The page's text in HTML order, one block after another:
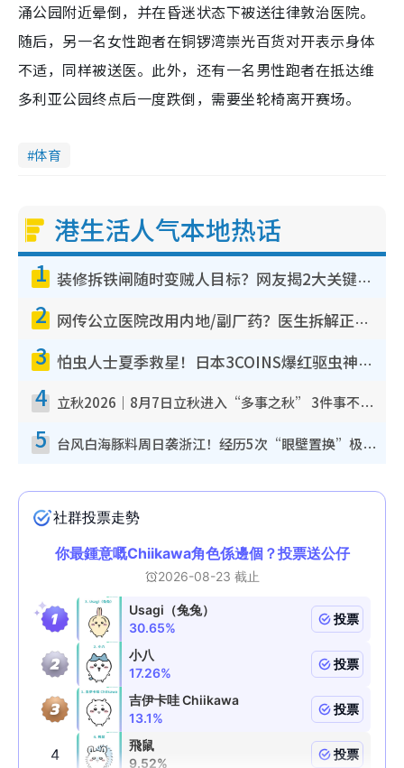
涌公园附近晕倒，并在昏迷状态下被送往律敦治医院。
随后，另一名女性跑者在铜锣湾崇光百货对开表示身体
不适，同样被送医。此外，还有一名男性跑者在抵达维
多利亚公园终点后一度跌倒，需要坐轮椅离开赛场。
体育
港生活人气本地热话
1 装修拆铁闸随时变贼人目标？网友揭2大关键用途：装新款等于白装？附新旧铁闸分别
2 网传公立医院改用内地/副厂药？医生拆解正副厂分别，揭4类人换药随时出事
3 怕虫人士夏季救星！日本3COINS爆红驱虫神器$45起 1招“全程免触碰”轻松搞定小强
4 立秋2026｜8月7日立秋进入“多事之秋” 3件事不可做！专家教6招开运 清杂物／钱包纳气接好运
5 台风白海豚料周日袭浙江！经历5次“眼壁置换”极罕见 成登陆内地最长途台风